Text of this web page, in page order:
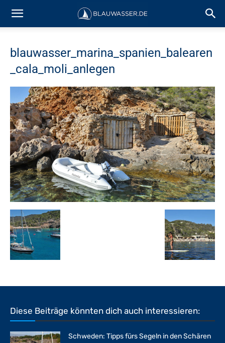
blauwasser_marina_spanien_balearen
_cala_moli_anlegen
Diese Beiträge könnten dich auch interessieren:
Schweden: Tipps fürs Segeln in den Schären